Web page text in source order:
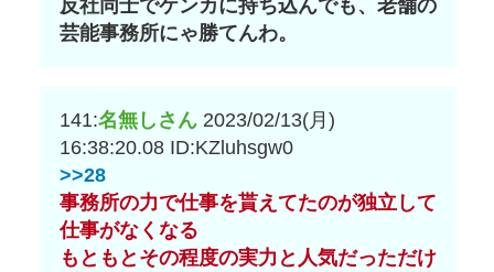
反社同士でケンカに持ち込んでも、老舗の
芸能事務所にゃ勝てんわ。
141:名無しさん 2023/02/13(月)
16:38:20.08 ID:KZluhsgw0
>>28
事務所の力で仕事を貰えてたのが独立して
仕事がなくなる
もともとその程度の実力と人気だっただけ